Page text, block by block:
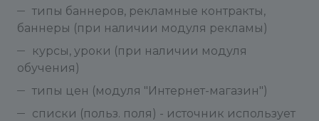
типы баннеров, рекламные контракты,
баннеры (при наличии модуля рекламы)
курсы, уроки (при наличии модуля
обучения)
типы цен (модуля "Интернет-магазин")
списки (польз. поля) - источник использует